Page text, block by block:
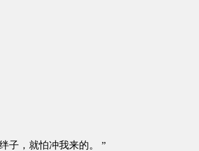
子，就怕冲我来的。 ”